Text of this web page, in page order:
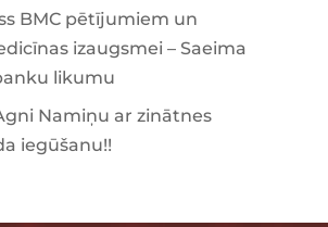
BMC pētījumiem un
izaugsmei – Saeima
likumu
Namiņu ar zinātnes
iegūšanu!!